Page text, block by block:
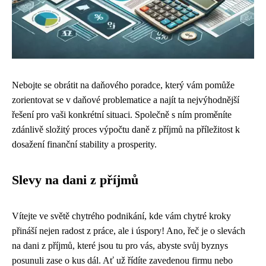
Nebojte se obrátit na daňového poradce, který vám pomůže
zorientovat se v daňové problematice a najít ta nejvýhodnější
řešení pro vaši konkrétní situaci. Společně s ním proměníte
zdánlivě složitý proces výpočtu daně z příjmů na příležitost k
dosažení finanční stability a prosperity.
Slevy na dani z příjmů
Vítejte ve světě chytrého podnikání, kde vám chytré kroky
přináší nejen radost z práce, ale i úspory! Ano, řeč je o slevách
na dani z příjmů, které jsou tu pro vás, abyste svůj byznys
posunuli zase o kus dál. Ať už řídíte zavedenou firmu nebo